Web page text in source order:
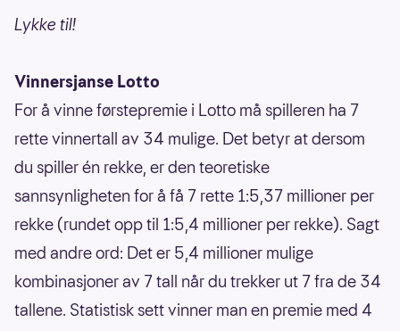
Lykke til!
Vinnersjanse Lotto
For å vinne førstepremie i Lotto må spilleren ha 7
rette vinnertall av 34 mulige. Det betyr at dersom
du spiller én rekke, er den teoretiske
sannsynligheten for å få 7 rette 1:5,37 millioner per
rekke (rundet opp til 1:5,4 millioner per rekke). Sagt
med andre ord: Det er 5,4 millioner mulige
kombinasjoner av 7 tall når du trekker ut 7 fra de 34
tallene. Statistisk sett vinner man en premie med 4